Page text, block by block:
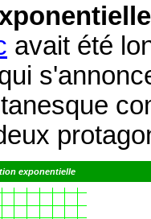
avait été
exponentielle